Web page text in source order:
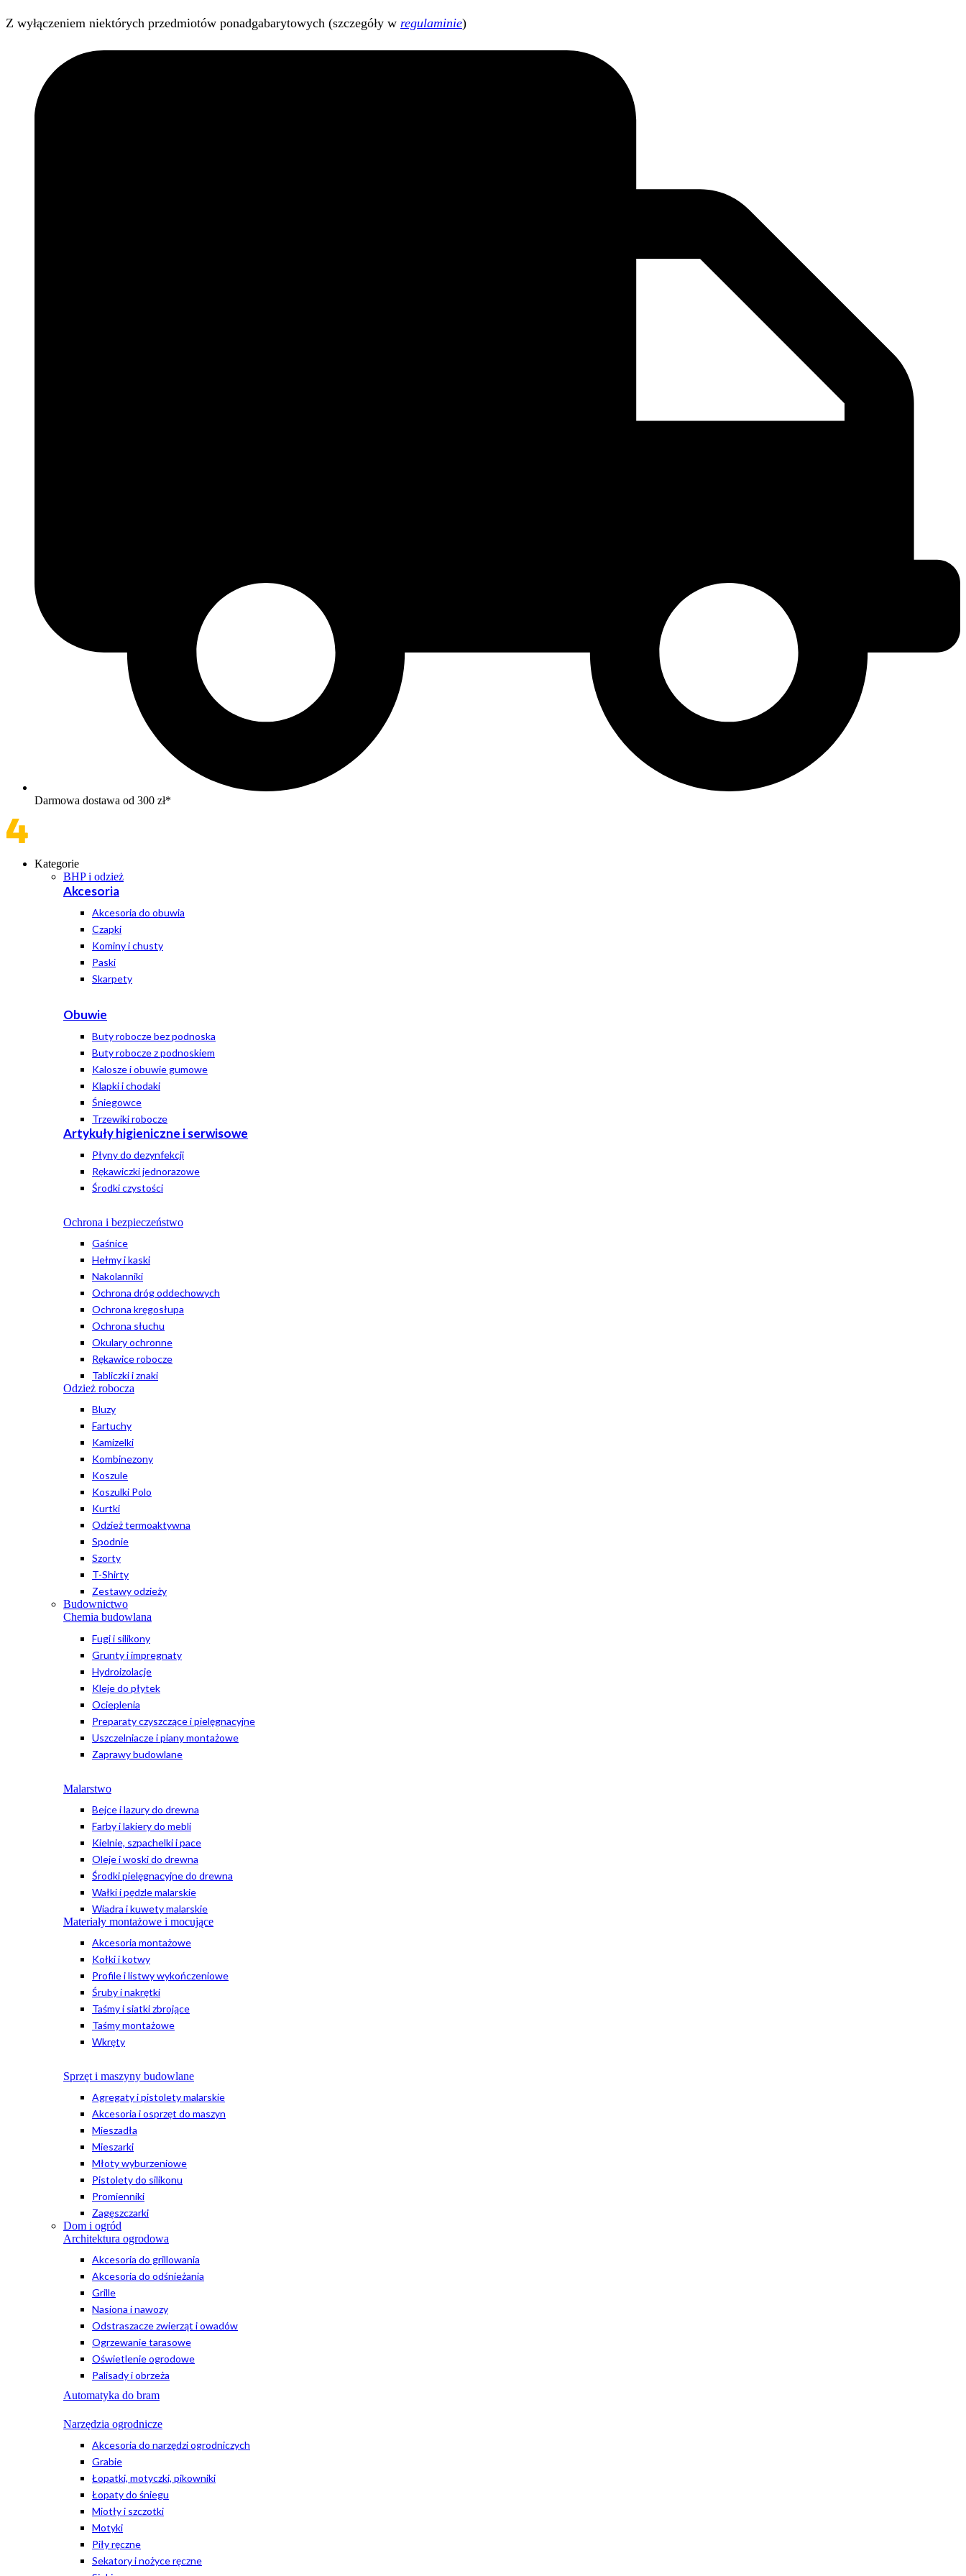
Z wyłączeniem niektórych przedmiotów ponadgabarytowych (szczegóły w regulaminie)
Darmowa dostawa od 300 zł*
Kategorie
BHP i odzież
Akcesoria
Akcesoria do obuwia
Czapki
Kominy i chusty
Paski
Skarpety
Obuwie
Buty robocze bez podnoska
Buty robocze z podnoskiem
Kalosze i obuwie gumowe
Klapki i chodaki
Śniegowce
Trzewiki robocze
Artykuły higieniczne i serwisowe
Płyny do dezynfekcji
Rękawiczki jednorazowe
Środki czystości
Ochrona i bezpieczeństwo
Gaśnice
Hełmy i kaski
Nakolanniki
Ochrona dróg oddechowych
Ochrona kręgosłupa
Ochrona słuchu
Okulary ochronne
Rękawice robocze
Tabliczki i znaki
Odzież robocza
Bluzy
Fartuchy
Kamizelki
Kombinezony
Koszule
Koszulki Polo
Kurtki
Odzież termoaktywna
Spodnie
Szorty
T-Shirty
Zestawy odzieży
Budownictwo
Chemia budowlana
Fugi i silikony
Grunty i impregnaty
Hydroizolacje
Kleje do płytek
Ocieplenia
Preparaty czyszczące i pielęgnacyjne
Uszczelniacze i piany montażowe
Zaprawy budowlane
Malarstwo
Bejce i lazury do drewna
Farby i lakiery do mebli
Kielnie, szpachelki i pace
Oleje i woski do drewna
Środki pielęgnacyjne do drewna
Wałki i pędzle malarskie
Wiadra i kuwety malarskie
Materiały montażowe i mocujące
Akcesoria montażowe
Kołki i kotwy
Profile i listwy wykończeniowe
Śruby i nakrętki
Taśmy i siatki zbrojące
Taśmy montażowe
Wkręty
Sprzęt i maszyny budowlane
Agregaty i pistolety malarskie
Akcesoria i osprzęt do maszyn
Mieszadła
Mieszarki
Młoty wyburzeniowe
Pistolety do silikonu
Promienniki
Zagęszczarki
Dom i ogród
Architektura ogrodowa
Akcesoria do grillowania
Akcesoria do odśnieżania
Grille
Nasiona i nawozy
Odstraszacze zwierząt i owadów
Ogrzewanie tarasowe
Oświetlenie ogrodowe
Palisady i obrzeża
Automatyka do bram
Narzędzia ogrodnicze
Akcesoria do narzędzi ogrodniczych
Grabie
Łopatki, motyczki, pikowniki
Łopaty do śniegu
Miotły i szczotki
Motyki
Piły ręczne
Sekatory i nożyce ręczne